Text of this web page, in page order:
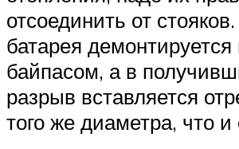
отсоединить от
батарея
байпасом, а в
разрыв вставляется
того же диаметра, что и